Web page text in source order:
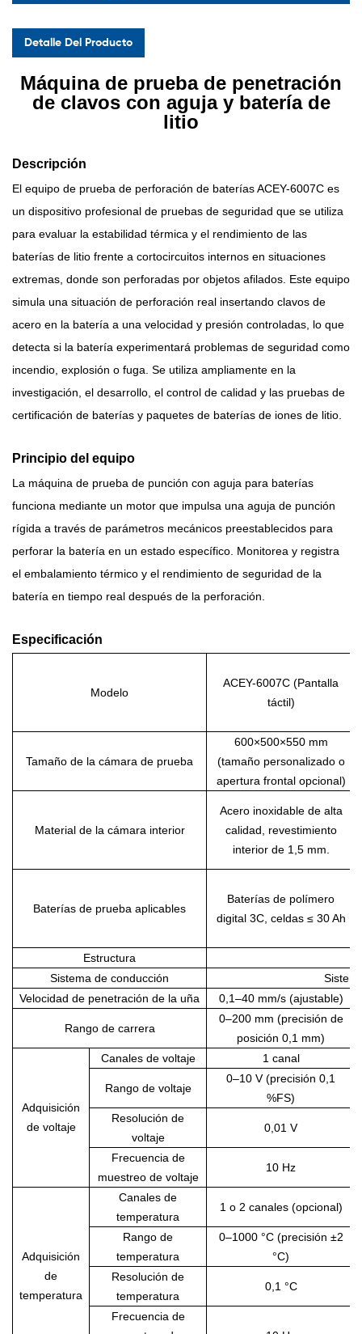
Detalle Del Producto
Máquina de prueba de penetración
de clavos con aguja y batería de
litio
Descripción
El equipo de prueba de perforación de baterías ACEY-6007C es
un dispositivo profesional de pruebas de seguridad que se utiliza
para evaluar la estabilidad térmica y el rendimiento de las
baterías de litio frente a cortocircuitos internos en situaciones
extremas, donde son perforadas por objetos afilados. Este equipo
simula una situación de perforación real insertando clavos de
acero en la batería a una velocidad y presión controladas, lo que
detecta si la batería experimentará problemas de seguridad como
incendio, explosión o fuga. Se utiliza ampliamente en la
investigación, el desarrollo, el control de calidad y las pruebas de
certificación de baterías y paquetes de baterías de iones de litio.
Principio del equipo
La máquina de prueba de punción con aguja para baterías
funciona mediante un motor que impulsa una aguja de punción
rígida a través de parámetros mecánicos preestablecidos para
perforar la batería en un estado específico. Monitorea y registra
el embalamiento térmico y el rendimiento de seguridad de la
batería en tiempo real después de la perforación.
Especificación
Modelo
ACEY-6007C (Pantalla
táctil)
Tamaño de la cámara de prueba
600×500×550 mm
(tamaño personalizado o
apertura frontal opcional)
Material de la cámara interior
Acero inoxidable de alta
calidad, revestimiento
interior de 1,5 mm.
Baterías de prueba aplicables
Baterías de polímero
digital 3C, celdas ≤ 30 Ah
Estructura
Sistema de conducción
Velocidad de penetración de la uña
0,1–40 mm/s (ajustable)
Rango de carrera
0–200 mm (precisión de
posición 0,1 mm)
Adquisición
de voltaje
Canales de voltaje 1 canal
Rango de voltaje
0–10 V (precisión 0,1
%FS)
Resolución de
voltaje
0,01 V
Frecuencia de
muestreo de voltaje
10 Hz
Adquisición
de
temperatura
Canales de
temperatura
1 o 2 canales (opcional)
Rango de
temperatura
0–1000 °C (precisión ±2
°C)
Resolución de
temperatura
0,1 °C
Frecuencia de